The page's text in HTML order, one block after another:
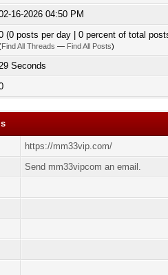
16-2026 04:50 PM
(0 posts per day | 0 percent of total
Find All Threads — Find All Posts)
Seconds
https://mm33vip.com/
Send mm33vipcom an email.